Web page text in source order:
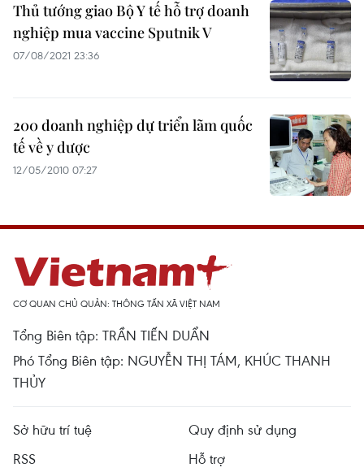
Thủ tướng giao Bộ Y tế hỗ trợ doanh
nghiệp mua vaccine Sputnik V
07/08/2021 23:36
200 doanh nghiệp dự triển lãm quốc
tế về y dược
12/05/2010 07:27
CƠ QUAN CHỦ QUẢN: THÔNG TẤN XÃ VIỆT NAM
Tổng Biên tập: TRẦN TIẾN DUẨN
Phó Tổng Biên tập: NGUYỄN THỊ TÁM, KHÚC THANH
THỦY
Sở hữu trí tuệ
Quy định sử dụng
RSS
Hỗ trợ